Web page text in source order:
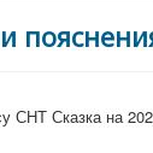
Сказка на